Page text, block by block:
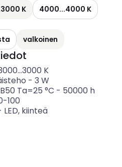
K 4000...4000 K
valkoinen
K
- 3 W
Ta=25 °C - 50000 h
100
LED, kiinteä